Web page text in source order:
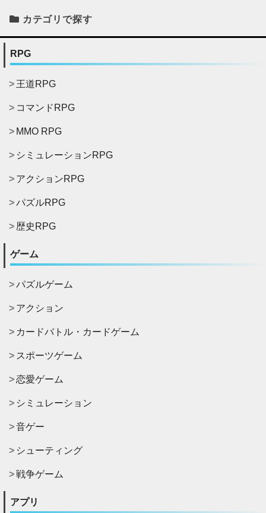
カテゴリで探す
RPG
王道RPG
コマンドRPG
MMO RPG
シミュレーションRPG
アクションRPG
パズルRPG
歴史RPG
ゲーム
パズルゲーム
アクション
カードバトル・カードゲーム
スポーツゲーム
恋愛ゲーム
シミュレーション
音ゲー
シューティング
戦争ゲーム
アプリ